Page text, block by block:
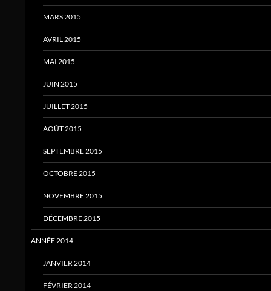
MARS 2015
AVRIL 2015
MAI 2015
JUIN 2015
JUILLET 2015
AOÛT 2015
SEPTEMBRE 2015
OCTOBRE 2015
NOVEMBRE 2015
DÉCEMBRE 2015
ANNÉE 2014
JANVIER 2014
FÉVRIER 2014